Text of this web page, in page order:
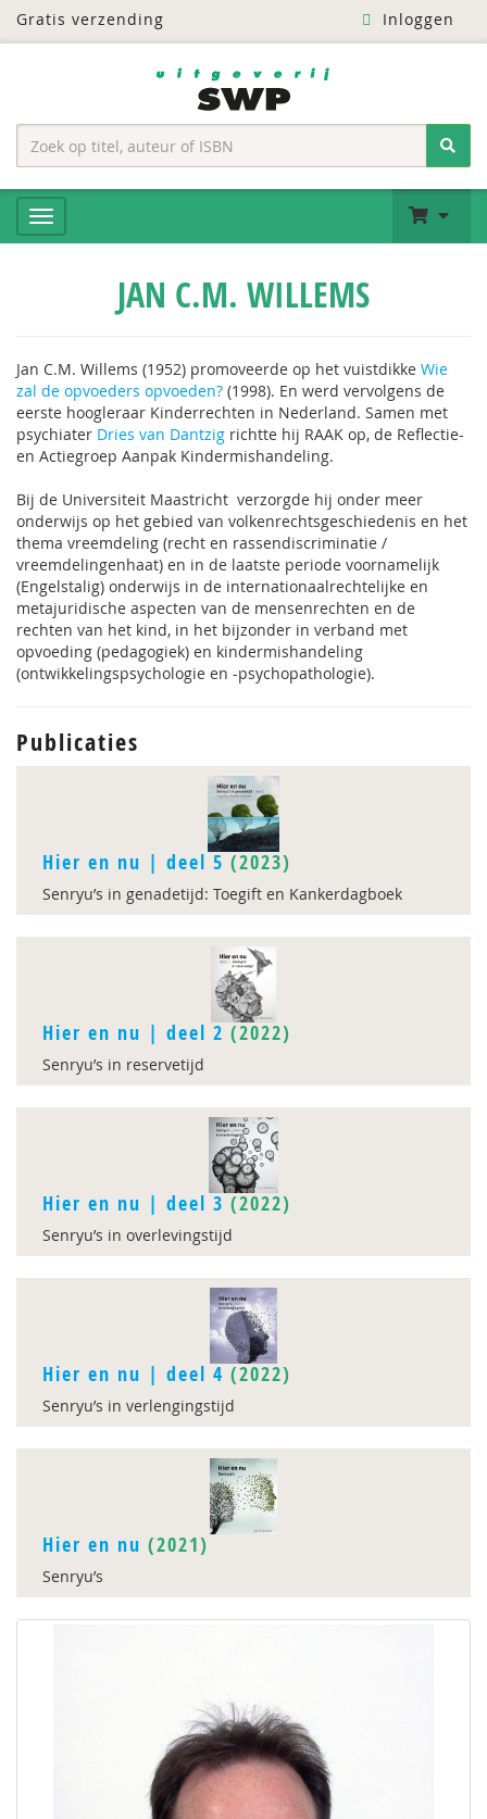
Gratis verzending Inloggen
JAN C.M. WILLEMS
Jan C.M. Willems (1952) promoveerde op het vuistdikke Wie
zal de opvoeders opvoeden? (1998). En werd vervolgens de
eerste hoogleraar Kinderrechten in Nederland. Samen met
psychiater Dries van Dantzig richtte hij RAAK op, de Reflectie-
en Actiegroep Aanpak Kindermishandeling.
Bij de Universiteit Maastricht verzorgde hij onder meer
onderwijs op het gebied van volkenrechts­geschiedenis en het
thema vreemdeling (recht en rassendiscriminatie /
vreemdelingenhaat) en in de laatste periode voornamelijk
(Engelstalig) onderwijs in de internationaalrechtelijke en
metajuridische aspecten van de mensenrechten en de
rechten van het kind, in het bijzonder in verband met
opvoeding (pedagogiek) en kindermishandeling
(ontwikkelingspsychologie en -psychopathologie).
Publicaties
Hier en nu | deel 5 (2023)
Senryu’s in genadetijd: Toegift en Kankerdagboek
Hier en nu | deel 2 (2022)
Senryu’s in reservetijd
Hier en nu | deel 3 (2022)
Senryu’s in overlevingstijd
Hier en nu | deel 4 (2022)
Senryu’s in verlengingstijd
Hier en nu (2021)
Senryu’s